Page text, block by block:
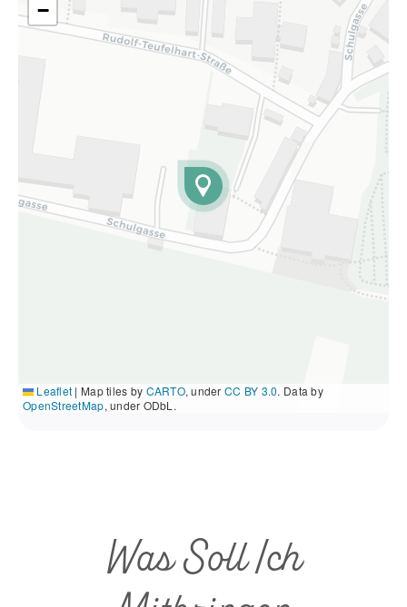
−
Leaflet | Map tiles by CARTO, underCC BY 3.0. Data by
OpenStreetMap, under ODbL.
Was Soll Ich